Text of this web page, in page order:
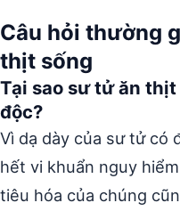
Câu hỏi thường
thịt sống
Tại sao sư tử ăn
độc?
Vì dạ dày của sư tử có
hết vi khuẩn nguy
tiêu hóa của chúng